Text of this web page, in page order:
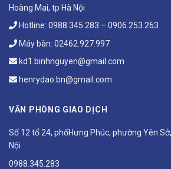
Hoàng Mai, tp Hà Nội
Hotline: 0988.345.283 – 0906.253.263
Máy bàn: 02462.927.997
kd1.binhnguyen@gmail.com
henrydao.bn@gmail.com
VĂN PHÒNG GIAO DỊCH
Số 12 tổ 24, phốHưng Phúc, phường Yên
Nội
0988.345.283